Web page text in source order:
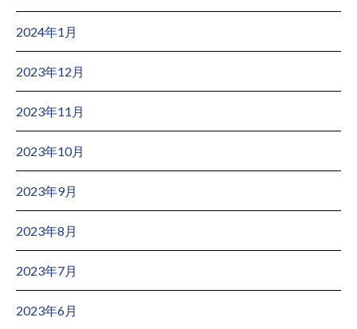
2024年1月
2023年12月
2023年11月
2023年10月
2023年9月
2023年8月
2023年7月
2023年6月